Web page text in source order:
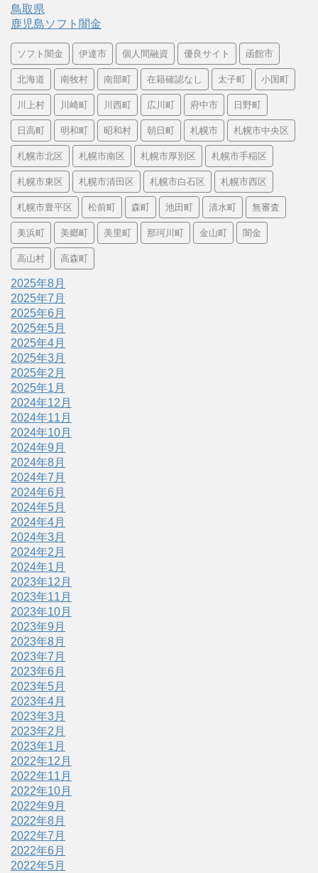
鳥取県
鹿児島ソフト闇金
ソフト闇金 伊達市 個人間融資 優良サイト 函館市
北海道 南牧村 南部町 在籍確認なし 太子町 小国町
川上村 川崎町 川西町 広川町 府中市 日野町
日高町 明和町 昭和村 朝日町 札幌市 札幌市中央区
札幌市北区 札幌市南区 札幌市厚別区 札幌市手稲区
札幌市東区 札幌市清田区 札幌市白石区 札幌市西区
札幌市豊平区 松前町 森町 池田町 清水町 無審査
美浜町 美郷町 美里町 那珂川町 金山町 闇金
高山村 高森町
2025年8月
2025年7月
2025年6月
2025年5月
2025年4月
2025年3月
2025年2月
2025年1月
2024年12月
2024年11月
2024年10月
2024年9月
2024年8月
2024年7月
2024年6月
2024年5月
2024年4月
2024年3月
2024年2月
2024年1月
2023年12月
2023年11月
2023年10月
2023年9月
2023年8月
2023年7月
2023年6月
2023年5月
2023年4月
2023年3月
2023年2月
2023年1月
2022年12月
2022年11月
2022年10月
2022年9月
2022年8月
2022年7月
2022年6月
2022年5月